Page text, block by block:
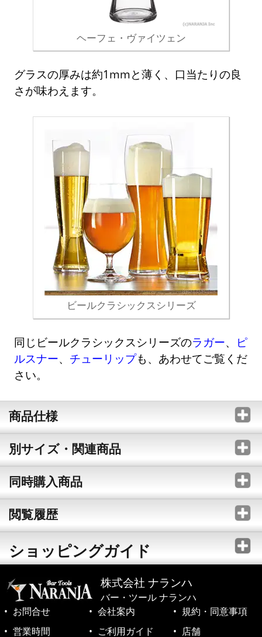
ヘーフェ・ヴァイツェン
グラスの厚みは約1mmと薄く、口当たりの良
さが味わえます。
ビールクラシックスシリーズ
同じビールクラシックスシリーズのラガー、
ピ
ルスナー、 チューリップも、あわせてご覧くだ
さい。
商品仕様
別サイズ・関連商品
同時購入商品
閲覧履歴
ショッピングガイド
株式会社 ナランハ
バー・ツール ナランハ
お問合せ
会社案内
規約・同意事項
営業時間
ご利用ガイド 店舗